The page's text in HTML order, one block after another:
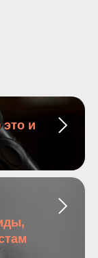
это и